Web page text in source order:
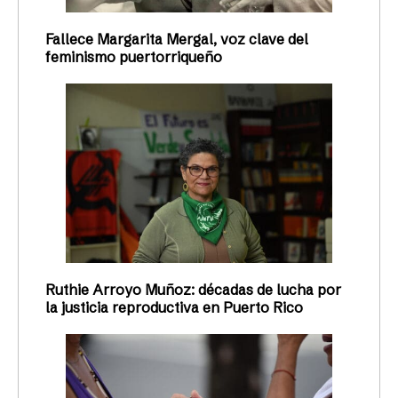
Fallece Margarita Mergal, voz clave del
feminismo puertorriqueño
Ruthie Arroyo Muñoz: décadas de lucha por
la justicia reproductiva en Puerto Rico